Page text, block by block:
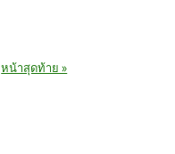
หน้าสุดท้าย »